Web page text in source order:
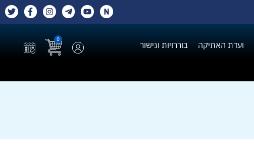
ועדת האתיקה
בוררויות וגישור
0